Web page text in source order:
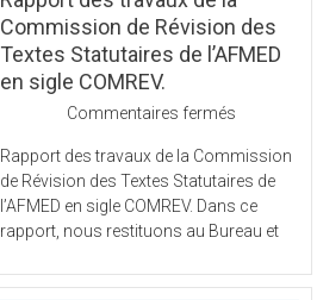
Commission de Révision des
Textes Statutaires de l’AFMED
en sigle COMREV.
Commentaires fermés
des
travaux
de
la
de
Rapport des travaux de la Commission
de Révision des Textes Statutaires de
l’AFMED en sigle COMREV. Dans ce
rapport, nous restituons au Bureau et